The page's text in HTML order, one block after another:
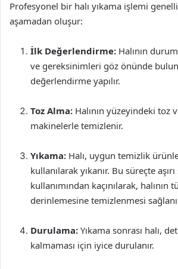
Profesyonel bir halı yıkama işlemi
aşamadan oluşur:
İlk Değerlendirme: Halının
ve gereksinimleri göz önünde
değerlendirme yapılır.
Toz Alma: Halının yüzeyindeki toz
makinelerle temizlenir.
Yıkama: Halı, uygun temizlik
kullanılarak yıkanır. Bu süreçte
kullanımından kaçınılarak, halının
derinlemesine temizlenmesi
Durulama: Yıkama sonrası halı,
kalmaması için iyice durulanır.